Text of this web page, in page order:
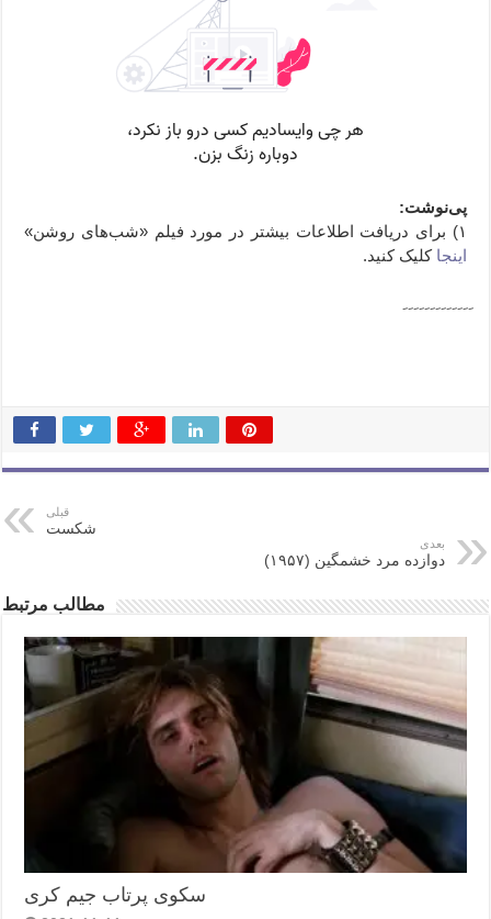
پی‌نوشت:
۱) برای دریافت اطلاعات بیشتر در مورد فیلم «شب‌های روشن»
اینجا کلیک کنید.
قبلی
شکست
بعدی
دوازده مرد خشمگین (۱۹۵۷)
مطالب مرتبط
سکوی پرتاب جیم کری